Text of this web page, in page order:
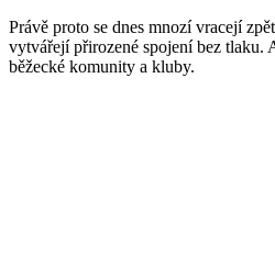
Právě proto se dnes mnozí vracejí
vytvářejí přirozené spojení bez tlaku.
běžecké komunity a kluby.